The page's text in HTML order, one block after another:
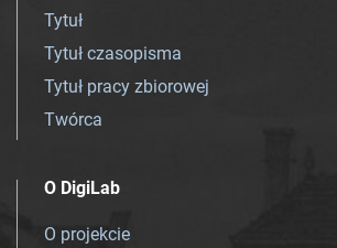
Tytuł
Tytuł czasopisma
Tytuł pracy zbiorowej
Twórca
O DigiLab
O projekcie